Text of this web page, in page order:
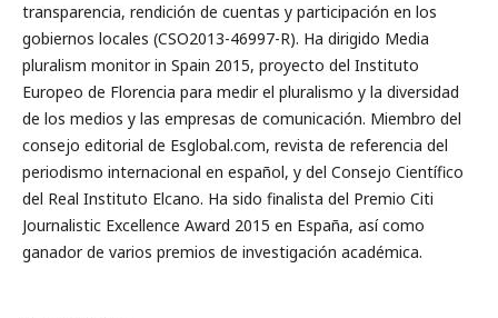
transparencia, rendición de cuentas y participación en los
gobiernos locales (CSO2013-46997-R). Ha dirigido Media
pluralism monitor in Spain 2015, proyecto del Instituto
Europeo de Florencia para medir el pluralismo y la diversidad
de los medios y las empresas de comunicación. Miembro del
consejo editorial de Esglobal.com, revista de referencia del
periodismo internacional en español, y del Consejo Científico
del Real Instituto Elcano. Ha sido finalista del Premio Citi
Journalistic Excellence Award 2015 en España, así como
ganador de varios premios de investigación académica.